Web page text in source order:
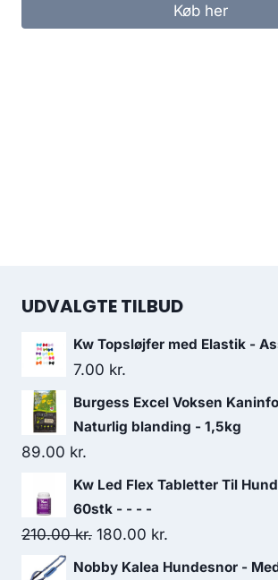
Køb her
UDVALGTE TILBUD
Kw Topsløjfer med Elastik -
7.00 kr.
Burgess Excel Voksen
Naturlig blanding - 1,5kg
89.00 kr.
Kw Led Flex Tabletter Til
60stk - - - -
210.00kr. Den
oprindelige
180.00 kr.
aktuelle
Nobby Kalea Hundesnor -